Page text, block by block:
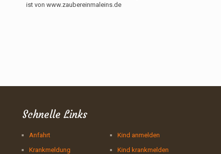
ist von www.zaubereinmaleins.de
Schnelle Links
Anfahrt
Krankmeldung
Kind anmelden
Kind krankmelden